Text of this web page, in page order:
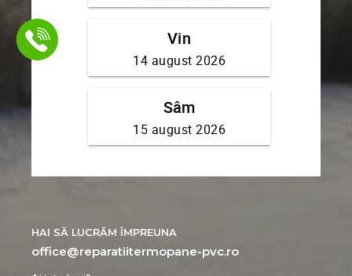
HAI SĂ LUCRĂM ÎMPREUNA
office@reparatiitermopane-pvc.ro